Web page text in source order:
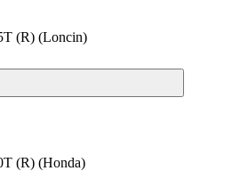
(R) (Loncin)
(R) (Honda)